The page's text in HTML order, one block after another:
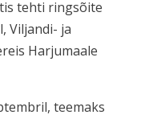
tehti ringsõite
Viljandi- ja
Harjumaale
teemaks